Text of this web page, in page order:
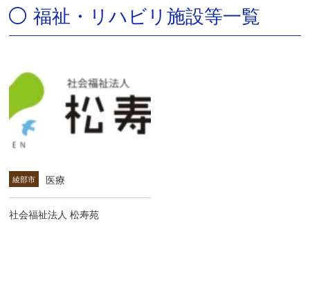
福祉・リハビリ施設等一覧
綾部市 医療
社会福祉法人 松寿苑